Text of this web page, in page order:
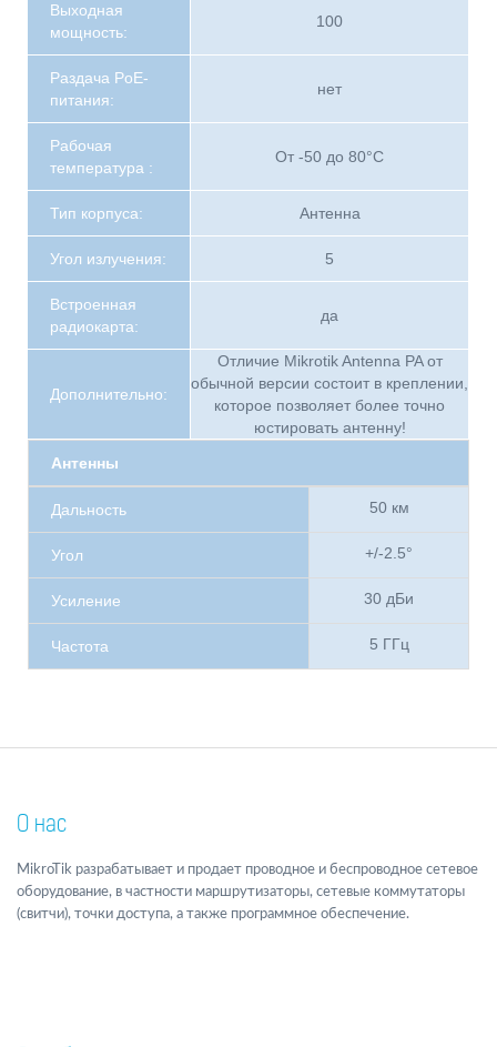
Выходная
мощность:
100
Раздача PoE-
питания:
нет
Рабочая
температура :
От -50 до 80°C
Тип корпуса: Антенна
Угол излучения: 5
Встроенная
радиокарта:
да
Дополнительно:
Отличие Mikrotik Antenna PA от
обычной версии состоит в креплении,
которое позволяет более точно
юстировать антенну!
Антенны
Дальность 50 км
Угол +/-2.5°
Усиление 30 дБи
Частота 5 ГГц
О нас
MikroTik разрабатывает и продает проводное и беспроводное сетевое
оборудование, в частности маршрутизаторы, сетевые коммутаторы
(свитчи), точки доступа, а также программное обеспечение.